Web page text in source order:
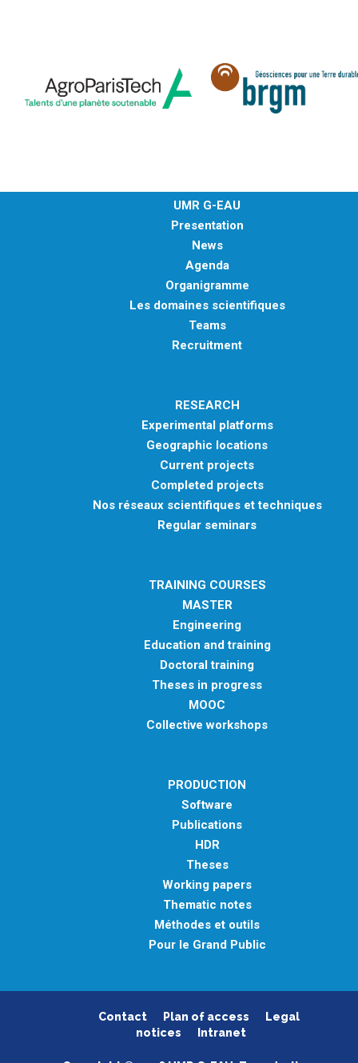
UMR G-EAU
Presentation
News
Agenda
Organigramme
Les domaines scientifiques
Teams
Recruitment
RESEARCH
Experimental platforms
Geographic locations
Current projects
Completed projects
Nos réseaux scientifiques et techniques
Regular seminars
TRAINING COURSES
MASTER
Engineering
Education and training
Doctoral training
Theses in progress
MOOC
Collective workshops
PRODUCTION
Software
Publications
HDR
Theses
Working papers
Thematic notes
Méthodes et outils
Pour le Grand Public
Contact Plan of access
Legal
notices
Intranet